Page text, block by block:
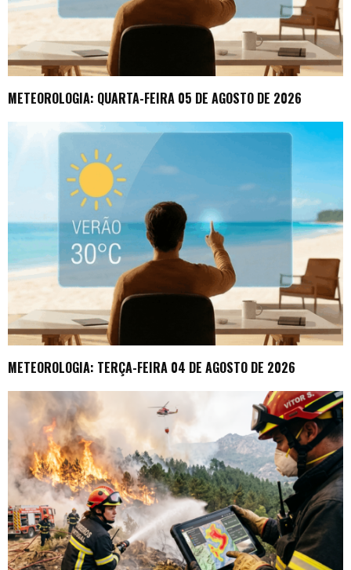
METEOROLOGIA: QUARTA-FEIRA 05 DE AGOSTO DE 2026
METEOROLOGIA: TERÇA-FEIRA 04 DE AGOSTO DE 2026